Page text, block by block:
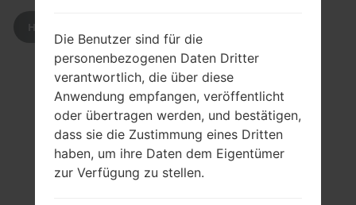
Die Benutzer sind für die
personenbezogenen Daten Dritter
verantwortlich, die über diese
Anwendung empfangen, veröffentlicht
oder übertragen werden, und bestätigen,
dass sie die Zustimmung eines Dritten
haben, um ihre Daten dem Eigentümer
zur Verfügung zu stellen.